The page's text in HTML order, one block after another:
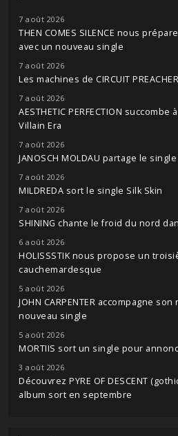
7 août 2026
THEN COMES SILENCE nous
avec un nouveau single
7 août 2026
Les machines de CIRCUIT
7 août 2026
AESTHETIC PERFECTION
Villain Era
7 août 2026
JANOSCH MOLDAU partage le
7 août 2026
MILDREDA sort le single Silk Skin
7 août 2026
SHINING chante le froid du nord
6 août 2026
HOLISSSTIK nous propose un
cauchemardesque
5 août 2026
JOHN CARPENTER accompagne
nouveau single
5 août 2026
MORTIIS sort un single pour
3 août 2026
Découvrez PYRE OF DESCENT
album sort en septembre